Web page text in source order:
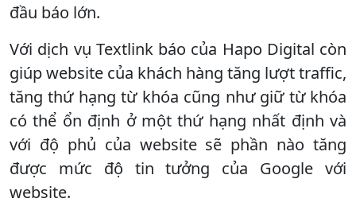
đầu báo lớn.
Với dịch vụ Textlink báo của Hapo Digital còn
giúp website của khách hàng tăng lượt traffic,
tăng thứ hạng từ khóa cũng như giữ từ khóa
có thể ổn định ở một thứ hạng nhất định và
với độ phủ của website sẽ phần nào tăng
được mức độ tin tưởng của Google với
website.